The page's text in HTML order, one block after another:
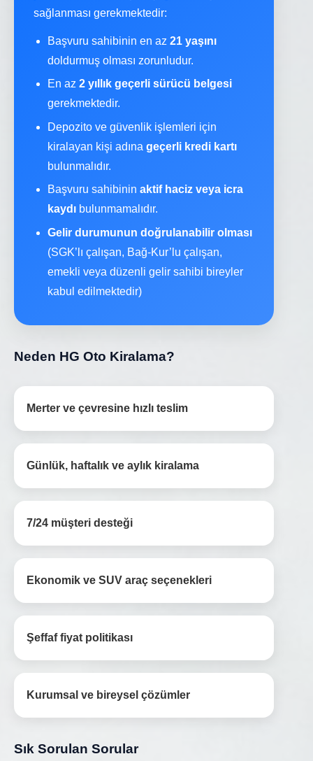
sağlanması gerekmektedir:
Başvuru sahibinin en az 21 yaşını
doldurmuş olması zorunludur.
En az 2 yıllık geçerli sürücü belgesi
gerekmektedir.
Depozito ve güvenlik işlemleri için
kiralayan kişi adına geçerli kredi kartı
bulunmalıdır.
Başvuru sahibinin aktif haciz veya icra
kaydı bulunmamalıdır.
Gelir durumunun doğrulanabilir olması
(SGK’lı çalışan, Bağ-Kur’lu çalışan,
emekli veya düzenli gelir sahibi bireyler
kabul edilmektedir)
Neden HG Oto Kiralama?
Merter ve çevresine hızlı teslim
Günlük, haftalık ve aylık kiralama
7/24 müşteri desteği
Ekonomik ve SUV araç seçenekleri
Şeffaf fiyat politikası
Kurumsal ve bireysel çözümler
Sık Sorulan Sorular